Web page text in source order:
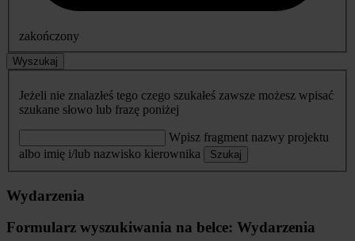
zakończony
Wyszukaj
Jeżeli nie znalazłeś tego czego szukałeś zawsze możesz wpisać
szukane słowo lub frazę poniżej
Wpisz fragment nazwy projektu
albo imię i/lub nazwisko kierownika
Szukaj
Wydarzenia
Formularz wyszukiwania na belce: Wydarzenia